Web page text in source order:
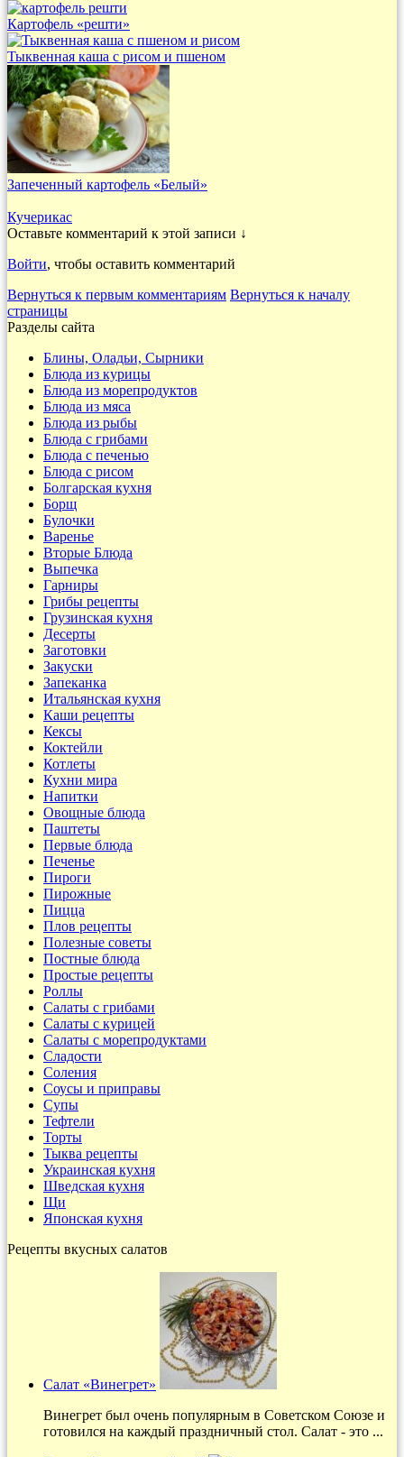
Картофель «решти»
Тыквенная каша с рисом и пшеном
Запеченный картофель «Белый»
Кучерикас
Оставьте комментарий к этой записи ↓
Войти, чтобы оставить комментарий
Вернуться к первым комментариям Вернуться к началу
страницы
Разделы сайта
Блины, Оладьи, Сырники
Блюда из курицы
Блюда из морепродуктов
Блюда из мяса
Блюда из рыбы
Блюда с грибами
Блюда с печенью
Блюда с рисом
Болгарская кухня
Борщ
Булочки
Варенье
Вторые Блюда
Выпечка
Гарниры
Грибы рецепты
Грузинская кухня
Десерты
Заготовки
Закуски
Запеканка
Итальянская кухня
Каши рецепты
Кексы
Коктейли
Котлеты
Кухни мира
Напитки
Овощные блюда
Паштеты
Первые блюда
Печенье
Пироги
Пирожные
Пицца
Плов рецепты
Полезные советы
Постные блюда
Простые рецепты
Роллы
Салаты с грибами
Салаты с курицей
Салаты с морепродуктами
Сладости
Соления
Соусы и приправы
Супы
Тефтели
Торты
Тыква рецепты
Украинская кухня
Шведская кухня
Щи
Японская кухня
Рецепты вкусных салатов
Салат «Винегрет»
Винегрет был очень популярным в Советском Союзе и
готовился на каждый праздничный стол. Салат - это ...